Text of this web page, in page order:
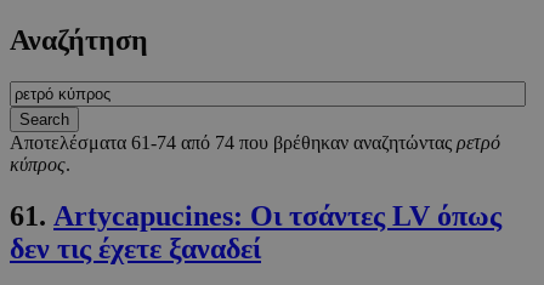
Αναζήτηση
Αποτελέσματα 61-74 από 74 που βρέθηκαν αναζητώντας ρετρό
κύπρος.
61. Artycapucines: Oι τσάντες LV όπως
δεν τις έχετε ξαναδεί